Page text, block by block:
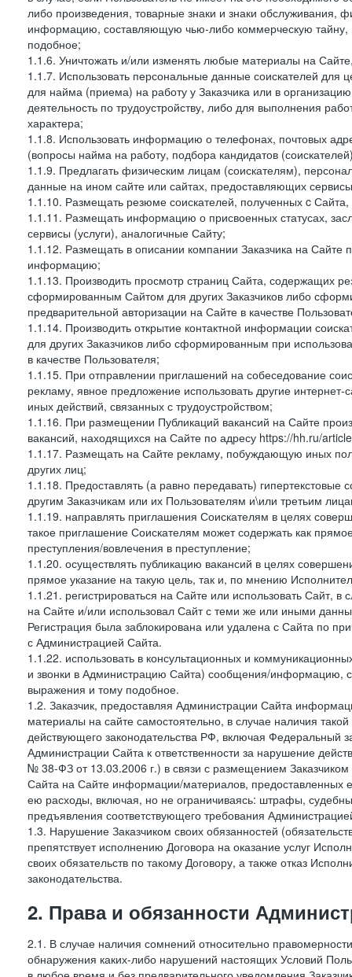
либо произведения, товарные знаки и знаки
информацию, составляющую чью-либо коммерческую тайну,
подобное;
1.1.6. Уничтожать и/или изменять любые материалы на
1.1.7. Использовать персональные данные соискателей для
для найма (приема) на работу у Заказчика или в
деятельность по трудоустройству, либо для выполнения
характера;
1.1.8. Использовать информацию о телефонах, почтовых
(вопросы найма на работу, подбора кандидатов
1.1.9. Предлагать физическим лицам (соискателям),
данные на ином сайте или сайтах, предоставляющих
1.1.10. Размещать резюме соискателей, полученных c
1.1.11. Размещать информацию о присвоенных статусах,
сервисы (услуги), аналогичные Сайту;
1.1.12. Размещать в описании компании Заказчика на Сайте
информацию;
1.1.13. Производить просмотр страниц Сайта, содержащих
сформированным Сайтом для других Заказчиков либо
предварительной авторизации на Сайте в качестве
1.1.14. Производить открытие контактной информации
для других Заказчиков либо сформированным при
в качестве Пользователя;
1.1.15. При отправлении приглашений на собеседование
рекламу, явное предложение использовать другие
иных действий, связанных с трудоустройством;
1.1.16. При размещении Публикаций вакансий на Сайте
вакансий, находящихся на Сайте по адресу https://hh.ru/
1.1.17. Размещать на Сайте рекламу, побуждающую иных
других лиц;
1.1.18. Предоставлять (а равно передавать)
другим Заказчикам или их Пользователям и\или третьим
1.1.19. направлять приглашения Соискателям в целях
такое приглашение Соискателям может содержать как
преступления/вовлечения в преступление;
1.1.20. осуществлять публикацию вакансий в целях
прямое указание на такую цель, так и, по мнению
1.1.21. регистрироваться на Сайте или использовать Сайт,
на Сайте и/или использовал Сайт с теми же или иными
Регистрация была заблокирована или удалена с Сайта по
с Администрацией Сайта.
1.1.22. использовать в консультационных и
и звонки в Администрацию Сайта) сообщения/информацию,
выражения и тому подобное.
1.2. Заказчик, предоставляя Администрации Сайта
материалы на сайте самостоятельно, в случае наличия
действующего законодательства РФ, включая
Администрации Сайта к ответственности за нарушение
№ 38-ФЗ от 13.03.2006 г.) в связи с размещением
Сайта на Сайте информации/материалов, предоставленных
ею расходы, включая, но не ограничиваясь: штрафы,
предъявления соответствующего требования
1.3. Нарушение Заказчиком своих обязанностей
препятствует исполнению Договора на оказание услуг
своих обязательств по такому Договору, а также отказ
законодательства.
2. Права и обязанности
2.1. В случае наличия сомнений относительно
обнаружения каких-либо нарушений настоящих Условий